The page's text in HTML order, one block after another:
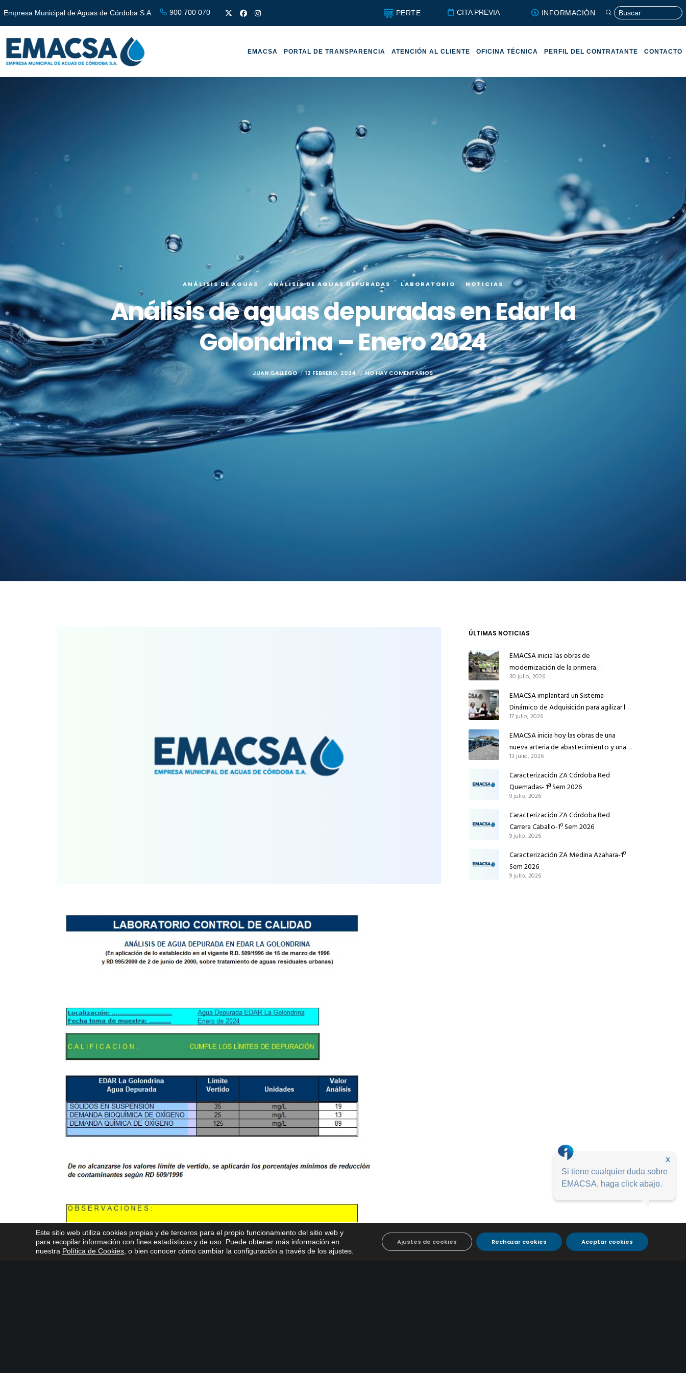
Empresa Municipal de Aguas de Córdoba S.A. 900 700 070 PERTE CITA PREVIA INFORMACIÓN
EMACSA PORTAL DE TRANSPARENCIA ATENCIÓN AL CLIENTE OFICINA TÉCNICA PERFIL DEL CONTRATANTE CONTACTO
ANÁLISIS DE AGUAS ANÁLISIS DE AGUAS DEPURADAS LABORATORIO NOTICIAS
Análisis de aguas depuradas en Edar la
Golondrina – Enero 2024
JUAN GALLEGO 12 FEBRERO, 2024 NO HAY COMENTARIOS
ÚLTIMAS NOTICIAS
EMACSA inicia las obras de
modernización de la primera
conducción de abastecimiento para
reforzar el suministro de agua de
Córdoba
30 julio, 2026
EMACSA implantará un Sistema
Dinámico de Adquisición para agilizar la
contratación de obras en sus redes e
instalaciones
17 julio, 2026
EMACSA inicia hoy las obras de una
nueva arteria de abastecimiento y una
red de agua no potable en Ingeniero
Ruiz de Azúa
13 julio, 2026
Caracterización ZA Córdoba Red
Quemadas- 1ª Sem 2026
9 julio, 2026
Caracterización ZA Córdoba Red
Carrera Caballo-1º Sem 2026
9 julio, 2026
Caracterización ZA Medina Azahara-1º
Sem 2026
9 julio, 2026
Este sitio web utiliza cookies propias y de terceros para el propio funcionamiento del sitio web y
para recopilar información con fines estadísticos y de uso. Puede obtener más información en
nuestra Política de Cookies , o bien conocer cómo cambiar la configuración a través de los ajustes
Aceptar cookies
Rechazar cookies
Ajustes de cookies
x
Si tiene cualquier duda sobre
EMACSA, haga click abajo.